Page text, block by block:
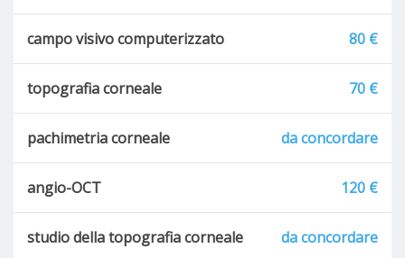
campo visivo computerizzato 80 €
topografia corneale 70 €
pachimetria corneale da concordare
angio-OCT 120 €
studio della topografia corneale da concordare